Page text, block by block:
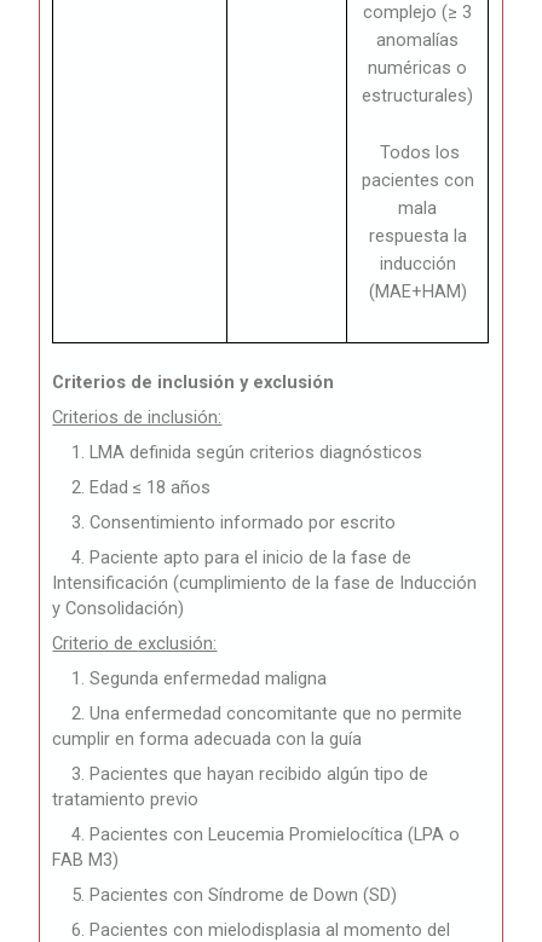
complejo (≥ 3
anomalías
numéricas o
estructurales)
Todos los
pacientes con
mala
respuesta la
inducción
(MAE+HAM)
Criterios de inclusión y exclusión
Criterios de inclusión:
1. LMA definida según criterios diagnósticos
2. Edad ≤ 18 años
3. Consentimiento informado por escrito
4. Paciente apto para el inicio de la fase de
Intensificación (cumplimiento de la fase de Inducción
y Consolidación)
Criterio deexclusión:
1. Segunda enfermedad maligna
2. Una enfermedad concomitante que no permite
cumplir en forma adecuada con la guía
3. Pacientes que hayan recibido algún tipo de
tratamiento previo
4. Pacientes con Leucemia Promielocítica (LPA o
FAB M3)
5. Pacientes con Síndrome de Down (SD)
6. Pacientes con mielodisplasia al momento del